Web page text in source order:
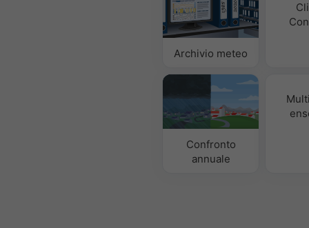
Archivio meteo
Confronto
annuale